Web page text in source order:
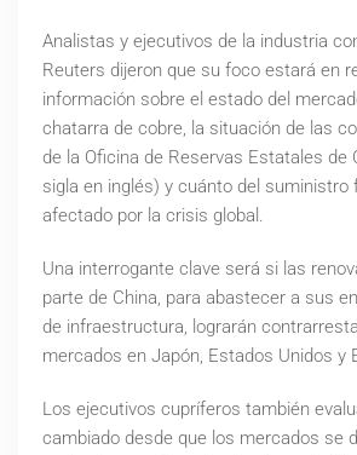
Analistas y ejecutivos de la industria
Reuters dijeron que su foco estará en
información sobre el estado del
chatarra de cobre, la situación de las
de la Oficina de Reservas Estatales de
sigla en inglés) y cuánto del
afectado por la crisis global.
Una interrogante clave será si las
parte de China, para abastecer a sus
de infraestructura, lograrán
mercados en Japón, Estados Unidos y
Los ejecutivos cupríferos también
cambiado desde que los mercados se